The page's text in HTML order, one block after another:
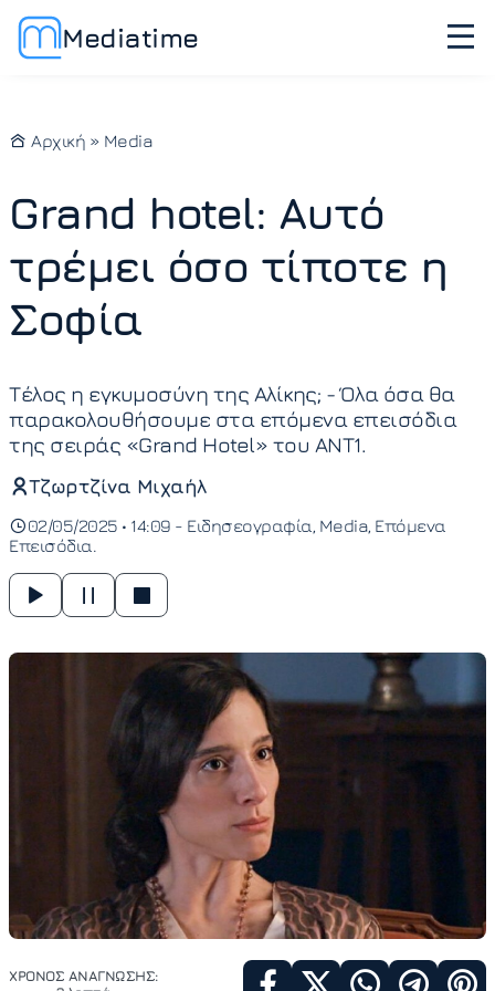
Mediatime
Αρχική » Media
Grand hotel: Αυτό
τρέμει όσο τίποτε η
Σοφία
Τέλος η εγκυμοσύνη της Αλίκης; - Όλα όσα θα
παρακολουθήσουμε στα επόμενα επεισόδια
της σειράς «Grand Hotel» του ΑΝΤ1.
Τζωρτζίνα Μιχαήλ
02/05/2025 • 14:09 - Ειδησεογραφία Media Επόμενα
Επεισόδια
ΧΡΟΝΟΣ ΑΝΑΓΝΩΣΗΣ: